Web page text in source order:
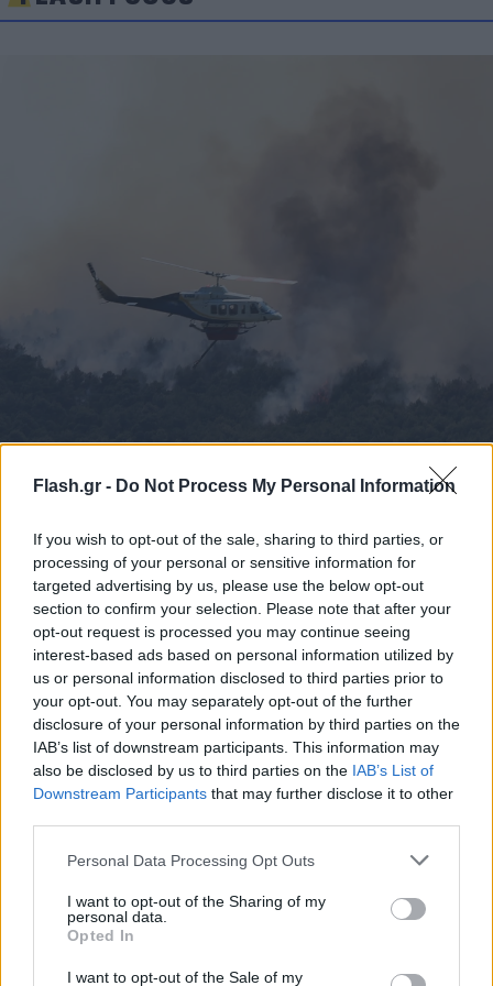
Flash.gr - Do Not Process My Personal Information
If you wish to opt-out of the sale, sharing to third parties, or
processing of your personal or sensitive information for
targeted advertising by us, please use the below opt-out
section to confirm your selection. Please note that after your
opt-out request is processed you may continue seeing
interest-based ads based on personal information utilized by
us or personal information disclosed to third parties prior to
your opt-out. You may separately opt-out of the further
disclosure of your personal information by third parties on the
IAB’s list of downstream participants. This information may
also be disclosed by us to third parties on the IAB’s List of
Downstream Participants that may further disclose it to other
Please note that this website/app uses one or more Google
not limited to your visit or usage behaviour. You may click to
grant or deny consent to Google and its third-party tags to
use your data for below specified purposes in below Google
consent section.
Personal Data Processing Opt Outs
I want to opt-out of the Sharing of my
personal data.
Opted In
I want to opt-out of the Sale of my
«Hot-dry-windy»: Το καιρικό κοκτέιλ που
προκαλεί συναγερμό για φωτιές το
επόμενο 48ωρο
08.08.2026